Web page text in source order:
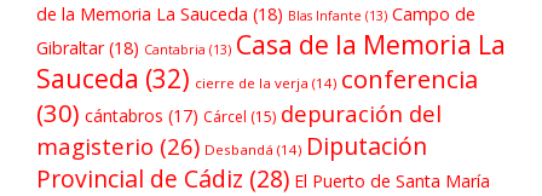
de la Memoria La Sauceda (18) Blas Infante (13) Campo de
Gibraltar(18) Cantabria (13) Casa de la Memoria La
Sauceda (32) cierre de la verja (14) conferencia
(30) cántabros (17) Cárcel (15) depuración del
magisterio (26) Desbandá (14) Diputación
Provincial de Cádiz (28) El Puerto de Santa María